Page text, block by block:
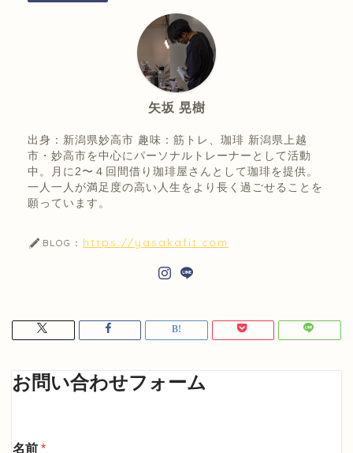
矢坂 晃樹
出身：新潟県妙高市 趣味：筋トレ、珈琲 新潟県上越
市・妙高市を中心にパーソナルトレーナーとして活動
中。月に2〜４回間借り珈琲屋さんとして珈琲を提供。
一人一人が満足度の高い人生をより長く過ごせることを
願っています。
BLOG： https://yasakafit.com
お問い合わせフォーム
名前 *